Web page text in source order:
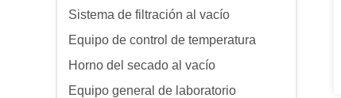
Sistema de filtración al vacío
Equipo de control de temperatura
Horno del secado al vacío
Equipo general de laboratorio